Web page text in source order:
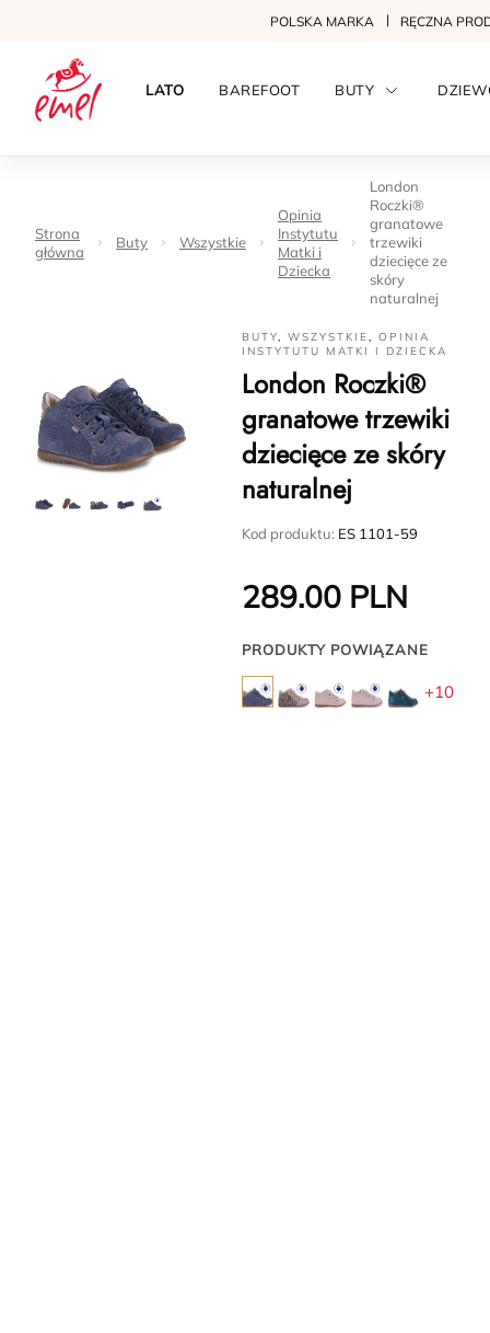
POLSKA MARKA RĘCZNA
LATO BAREFOOT BUTY
Strona
główna
Buty Wszystkie
Opinia
Instytutu
Matki i
Dziecka
London
Roczki®
granatowe
trzewiki
dziecięce ze
skóry
naturalnej
BUTY,WSZYSTKIE,OPINIA
INSTYTUTU MATKI I DZIECKA
London Roczki®
granatowe trzewiki
dziecięce ze skóry
naturalnej
Kod produktu: ES 1101-59
289.00 PLN
PRODUKTY POWIĄZANE
+10